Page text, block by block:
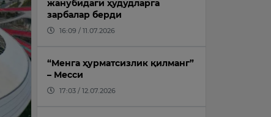
жанубидаги ҳудудларга
зарбалар берди
16:09 / 11.07.2026
“Менга ҳурматсизлик қилманг”
– Месси
17:03 / 12.07.2026